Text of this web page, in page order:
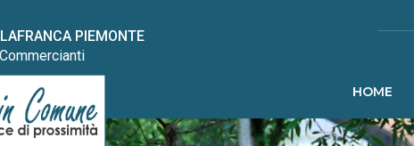
PIEMONTE
HOME